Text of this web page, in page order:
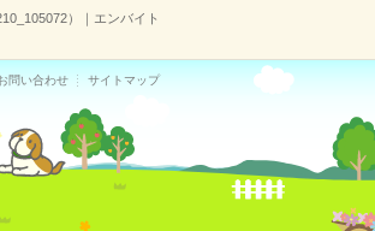
）｜エンバイト
問い合わせ サイトマップ